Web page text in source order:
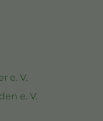
e. V.
e. V.